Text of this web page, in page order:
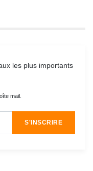
les plus importants
mail.
S'INSCRIRE